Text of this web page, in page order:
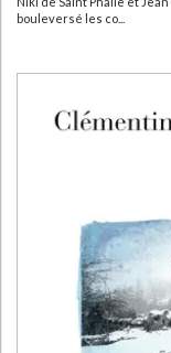
bouleversé les co...